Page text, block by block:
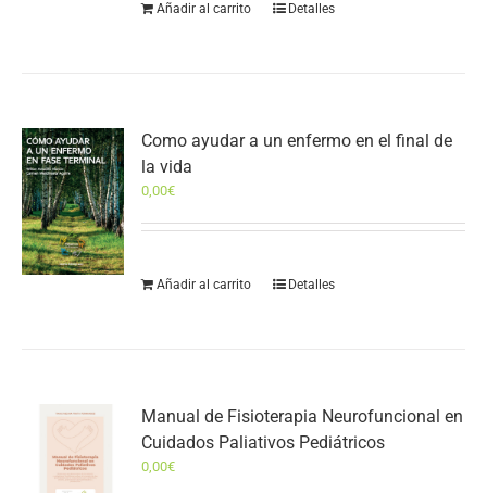
Añadir al carrito Detalles
Como ayudar a un enfermo en el final de
la vida
0,00€
Añadir al carrito Detalles
Manual de Fisioterapia Neurofuncional en
Cuidados Paliativos Pediátricos
0,00€